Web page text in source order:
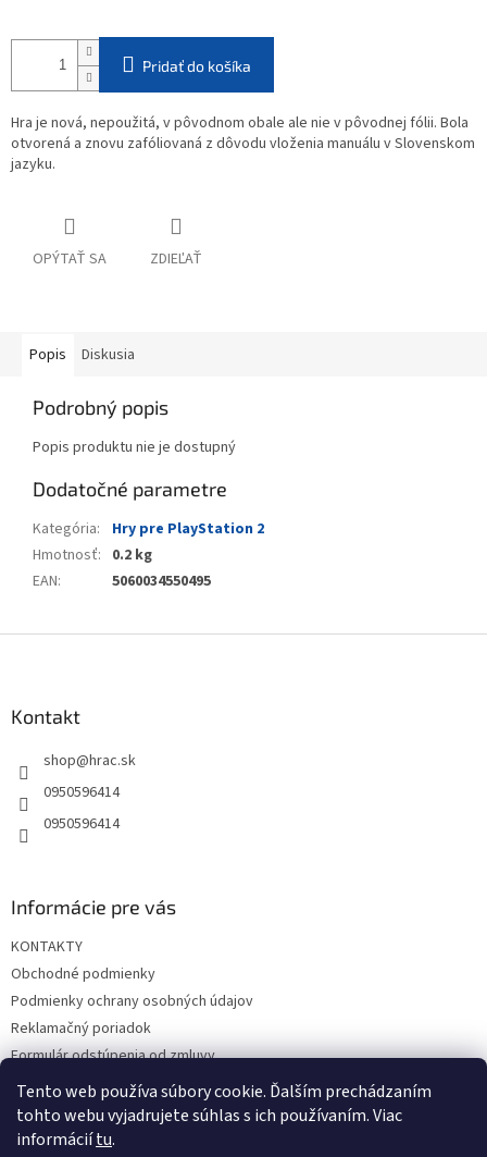
Tento web používa súbory cookie. Ďalším prechádzaním
tohto webu vyjadrujete súhlas s ich používaním. Viac
informáciítu.
Pridať do košíka
Hra je nová, nepoužitá, v pôvodnom obale ale nie v pôvodnej fólii. Bola
otvorená a znovu zafóliovaná z dôvodu vloženia manuálu v Slovenskom
jazyku.
OPÝTAŤ SA ZDIEĽAŤ
Popis Diskusia
Podrobný popis
Popis produktu nie je dostupný
Dodatočné parametre
Kategória:
Hry pre PlayStation 2
Hmotnosť: 0.2 kg
EAN: 5060034550495
Kontakt
shop@hrac.sk
0950596414
0950596414
Informácie pre vás
KONTAKTY
Obchodné podmienky
Podmienky ochrany osobných údajov
Reklamačný poriadok
Formulár odstúpenia od zmluvy
Reklamačný formulár